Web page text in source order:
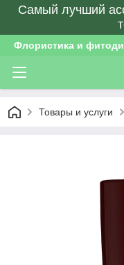
Самый лучший
Флористика и
Товары и услуги